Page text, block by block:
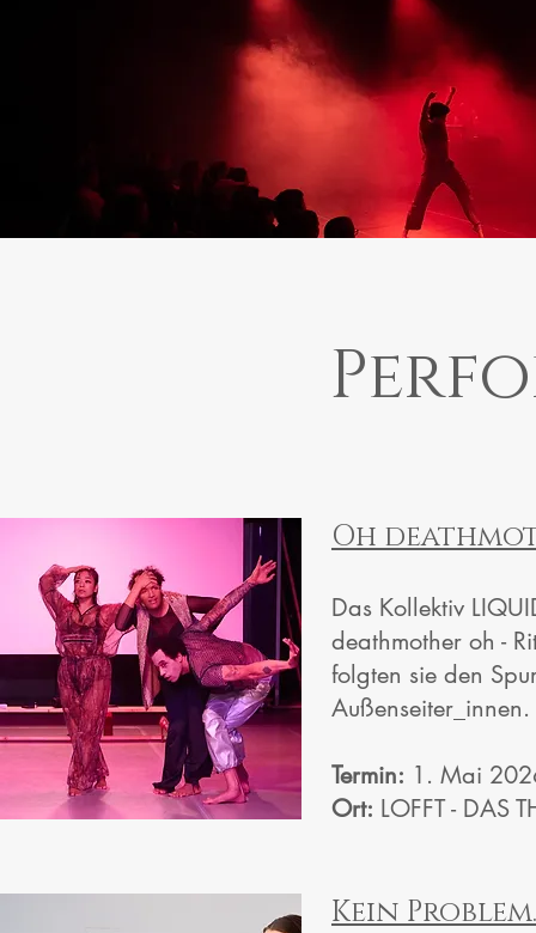
Oh
Das Kollektiv
deathmother oh -
folgten sie den
Außenseiter_innen.
Termin: 1. Mai
Ort: LOFFT - DAS
​Kein